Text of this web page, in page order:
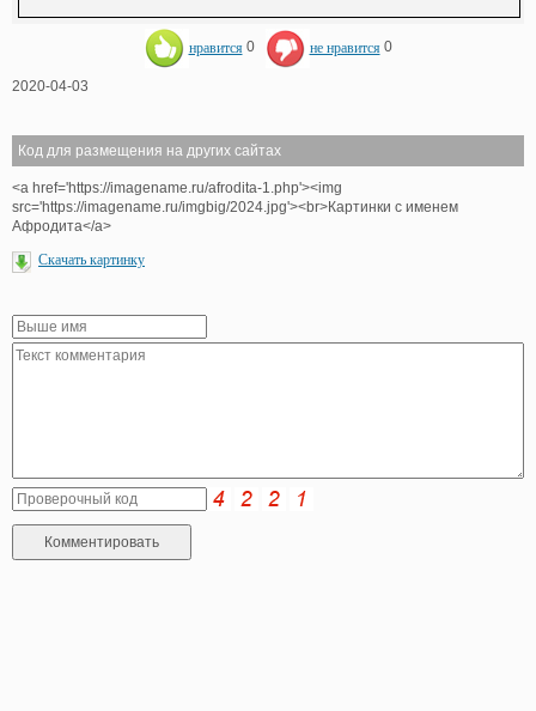
нравится 0 не нравится 0
2020-04-03
Код для размещения на других сайтах
<a href='https://imagename.ru/afrodita-1.php'><img
src='https://imagename.ru/imgbig/2024.jpg'><br>Картинки с именем
Афродита</a>
Скачать картинку